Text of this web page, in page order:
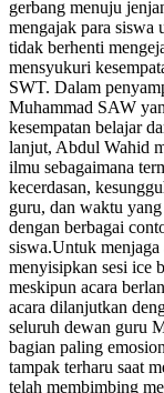
gerbang menuju
mengajak para siswa
tidak berhenti
mensyukuri
SWT. Dalam
Muhammad SAW
kesempatan belajar
lanjut, Abdul Wahid
ilmu sebagaimana
kecerdasan,
guru, dan waktu
dengan berbagai
siswa.Untuk menjaga
menyisipkan sesi ice
meskipun acara
acara dilanjutkan
seluruh dewan guru
bagian paling
tampak terharu saat
telah membimbing